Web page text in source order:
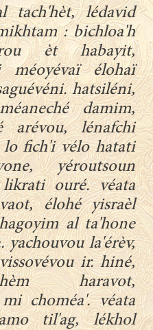
tach'hèt, lédavid
: bichloa'h
èt habayit,
méoyévaï élohaï
hatsiléni,
damim,
lénafchi
lo fich'i vélo hatati
yéroutsoun
ouré. véata
élohé yisraèl
al ta'hone
yachouvou la'érèv,
ir. hiné,
haravot,
choméa'. véata
til'ag, lékhol